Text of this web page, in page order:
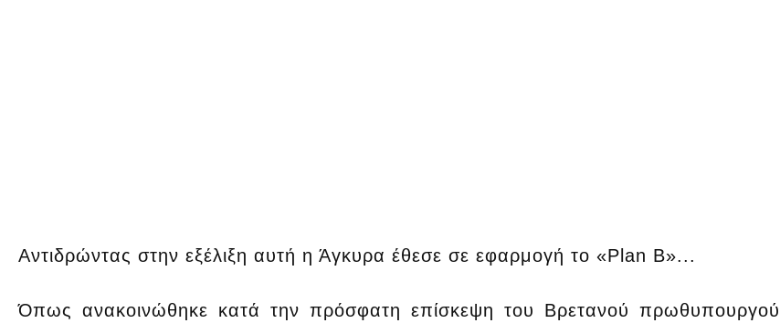
Αντιδρώντας στην εξέλιξη αυτή η Άγκυρα έθεσε σε εφαρμογή το «Plan B»...
Όπως ανακοινώθηκε κατά την πρόσφατη επίσκεψη του Βρετανού πρωθυπουργού